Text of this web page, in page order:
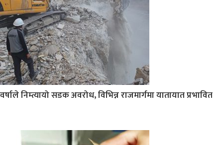
वर्षाले निम्त्यायो सडक अवरोध, विभिन्न राजमार्गमा यातायात प्रभावित